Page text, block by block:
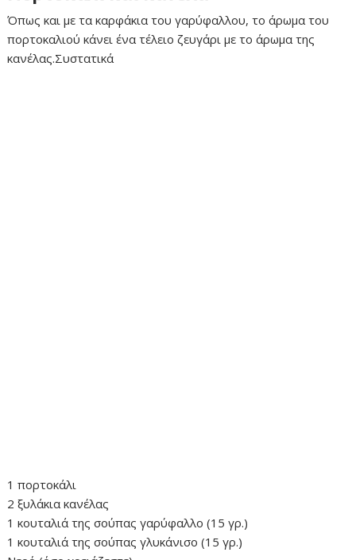
Όπως και με τα καρφάκια του γαρύφαλλου, το άρωμα του
πορτοκαλιού κάνει ένα τέλειο ζευγάρι με το άρωμα της
κανέλας.Συστατικά
1 πορτοκάλι
2 ξυλάκια κανέλας
1 κουταλιά της σούπας γαρύφαλλο (15 γρ.)
1 κουταλιά της σούπας γλυκάνισο (15 γρ.)